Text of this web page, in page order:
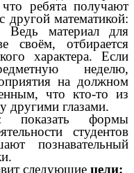
ребята получают
другой математикой:
Ведь материал для
своём, отбирается
характера. Если
неделю,
на должном
что кто-то из
другими глазами.
показать формы
студентов
познавательный
следующиецели: